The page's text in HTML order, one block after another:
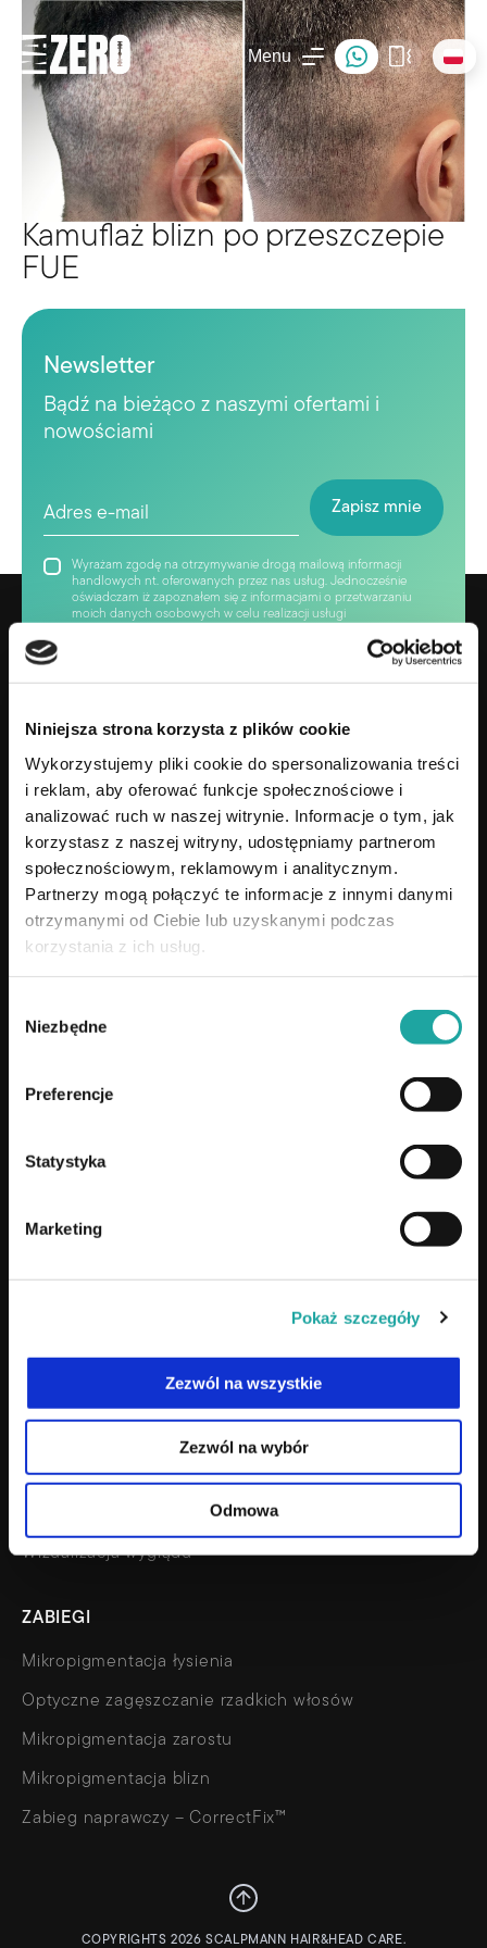
Niniejsza strona korzysta z plików cookie
Wykorzystujemy pliki cookie do spersonalizowania treści
i reklam, aby oferować funkcje społecznościowe i
analizować ruch w naszej witrynie. Informacje o tym, jak
korzystasz z naszej witryny, udostępniamy partnerom
społecznościowym, reklamowym i analitycznym.
Partnerzy mogą połączyć te informacje z innymi danymi
otrzymanymi od Ciebie lub uzyskanymi podczas
korzystania z ich usług.
zgody
Niezbędne
Preferencje
Statystyka
Marketing
Pokaż szczegóły
Zezwól na wszystkie
Zezwól na wybór
Odmowa
Menu
Kamuflaż blizn po przeszczepie
FUE
Newsletter
Bądź na bieżąco z naszymi ofertami i
nowościami
Wyrażam zgodę na otrzymywanie drogą mailową informacji
handlowych nt. oferowanych przez nas usług. Jednocześnie
oświadczam iż zapoznałem się z informacjami o przetwarzaniu
moich danych osobowych w celu realizacji usługi
Gotowy na zmianę swojego życia?
+48 690 638 690
Warszawa, ul. Ukryty Raj 1
Co to jest mikropigmentacja?
FAQ
Wizualizacja wyglądu
ZABIEGI
Mikropigmentacja łysienia
Optyczne zagęszczanie rzadkich włosów
Mikropigmentacja zarostu
Mikropigmentacja blizn
Zabieg naprawczy – CorrectFix™
COPYRIGHTS 2026 SCALPMANN HAIR&HEAD CARE.